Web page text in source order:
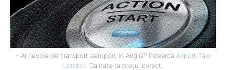
- Ai nevoie de transport aeroport in Anglia? Încearcă Airport Taxi
London . Calitate la prețul corect.